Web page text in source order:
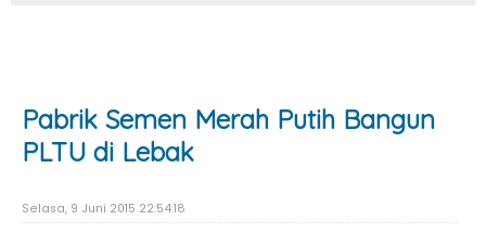
Pabrik Semen Merah Putih Bangun
PLTU di Lebak
Selasa, 9 Juni 2015 22:54:18